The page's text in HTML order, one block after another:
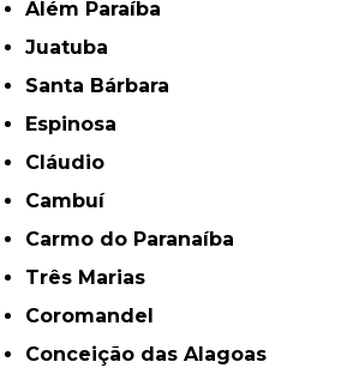
Além Paraíba
Juatuba
Santa Bárbara
Espinosa
Cláudio
Cambuí
Carmo do Paranaíba
Três Marias
Coromandel
Conceição das Alagoas